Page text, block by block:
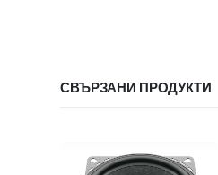
СВЪРЗАНИ ПРОДУКТИ